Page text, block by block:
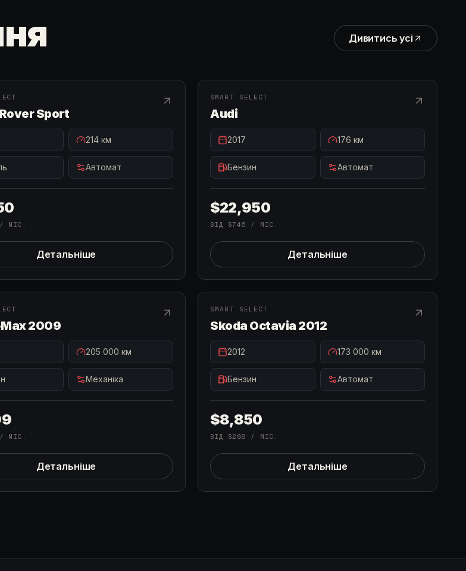
Дивитись усі
Sport
214км
Автомат
МІС.
Детальніше
SMART SELECT
Audi
2017 176 км
Бензин Автомат
$22,950
ВІД $746 / МІС.
Детальніше
Max 2009
205 000 км
Механіка
МІС.
Детальніше
SMART SELECT
Skoda Octavia 2012
2012 173 000 км
Бензин Автомат
$8,850
ВІД $288 / МІС.
Детальніше